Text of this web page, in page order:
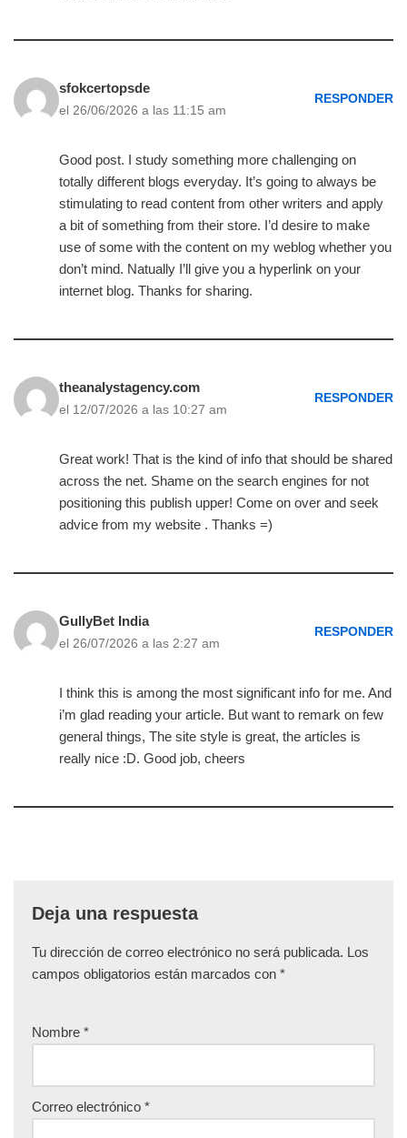
sfokcertopsde
el 26/06/2026 a las 11:15 am
RESPONDER
Good post. I study something more challenging on
totally different blogs everyday. It’s going to always be
stimulating to read content from other writers and apply
a bit of something from their store. I’d desire to make
use of some with the content on my weblog whether you
don’t mind. Natually I’ll give you a hyperlink on your
internet blog. Thanks for sharing.
theanalystagency.com
el 12/07/2026 a las 10:27 am
RESPONDER
Great work! That is the kind of info that should be shared
across the net. Shame on the search engines for not
positioning this publish upper! Come on over and seek
advice from my website . Thanks =)
GullyBet India
el 26/07/2026 a las 2:27 am
RESPONDER
I think this is among the most significant info for me. And
i’m glad reading your article. But want to remark on few
general things, The site style is great, the articles is
really nice :D. Good job, cheers
Deja una respuesta
Tu dirección de correo electrónico no será publicada. Los
campos obligatorios están marcados con *
Nombre *
Correo electrónico *